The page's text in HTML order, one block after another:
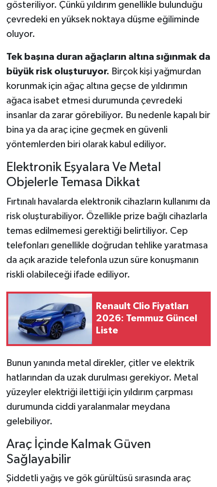
gösteriliyor. Çünkü yıldırım genellikle bulunduğu
çevredeki en yüksek noktaya düşme eğiliminde
oluyor.
Tek başına duran ağaçların altına sığınmak da
büyük risk oluşturuyor. Birçok kişi yağmurdan
korunmak için ağaç altına geçse de yıldırımın
ağaca isabet etmesi durumunda çevredeki
insanlar da zarar görebiliyor. Bu nedenle kapalı bir
bina ya da araç içine geçmek en güvenli
yöntemlerden biri olarak kabul ediliyor.
Elektronik Eşyalara Ve Metal
Objelerle Temasa Dikkat
Fırtınalı havalarda elektronik cihazların kullanımı da
risk oluşturabiliyor. Özellikle prize bağlı cihazlarla
temas edilmemesi gerektiği belirtiliyor. Cep
telefonları genellikle doğrudan tehlike yaratmasa
da açık arazide telefonla uzun süre konuşmanın
riskli olabileceği ifade ediliyor.
Renault Clio Fiyatları
2026: Temmuz Güncel
Liste
Bunun yanında metal direkler, çitler ve elektrik
hatlarından da uzak durulması gerekiyor. Metal
yüzeyler elektriği ilettiği için yıldırım çarpması
durumunda ciddi yaralanmalar meydana
gelebiliyor.
Araç İçinde Kalmak Güven
Sağlayabilir
Şiddetli yağış ve gök gürültüsü sırasında araç